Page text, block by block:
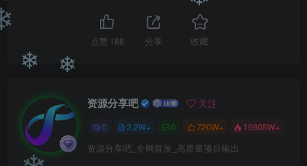
点赞 188 分享 收藏
资源分享吧 关注
0 2.2W+ 0 720W+ 10905W+
资源分享吧_全网首发_高质量项目输出
❄
❄